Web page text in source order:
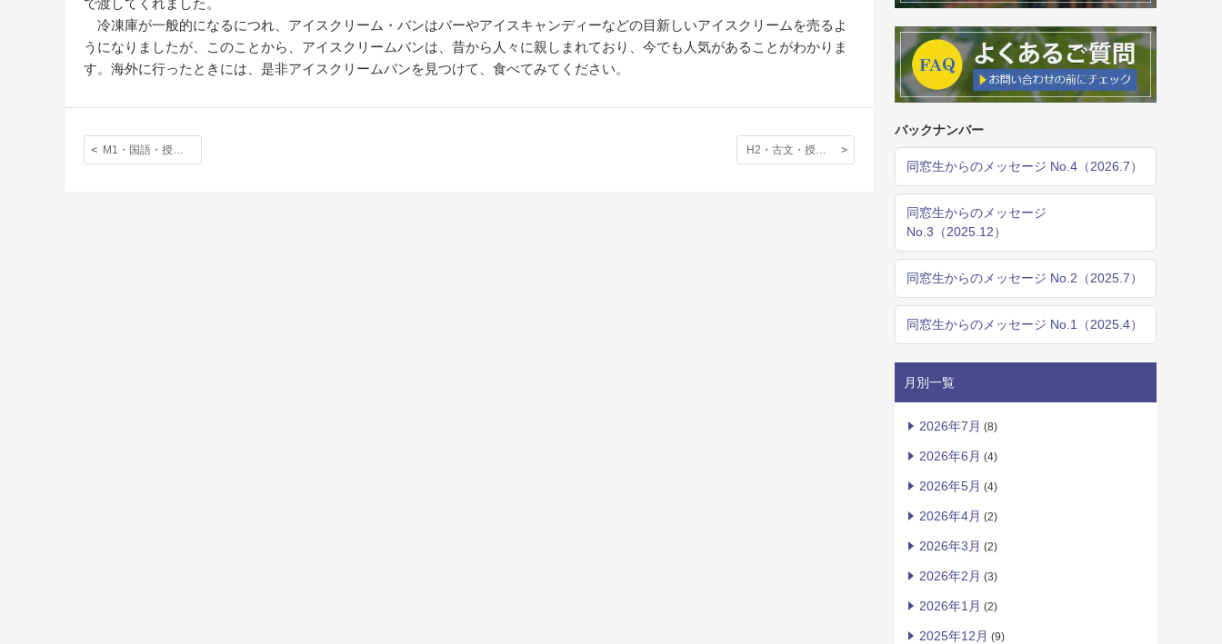
で渡してくれました。
冷凍庫が一般的になるにつれ、アイスクリーム・バンはバーやアイスキャンディーなどの目新しいアイスクリームを売るよ
うになりましたが、このことから、アイスクリームバンは、昔から人々に親しまれており、今でも人気があることがわかりま
す。海外に行ったときには、是非アイスクリームバンを見つけて、食べてみてください。
M1・国語・授業レポート① H2・古文・授業レポート①
バックナンバー
同窓生からのメッセージ No.4（2026.7）
同窓生からのメッセージ
No.3（2025.12）
同窓生からのメッセージ No.2（2025.7）
同窓生からのメッセージ No.1（2025.4）
月別一覧
2026年7月 (8)
2026年6月 (4)
2026年5月 (4)
2026年4月 (2)
2026年3月 (2)
2026年2月 (3)
2026年1月 (2)
2025年12月 (9)